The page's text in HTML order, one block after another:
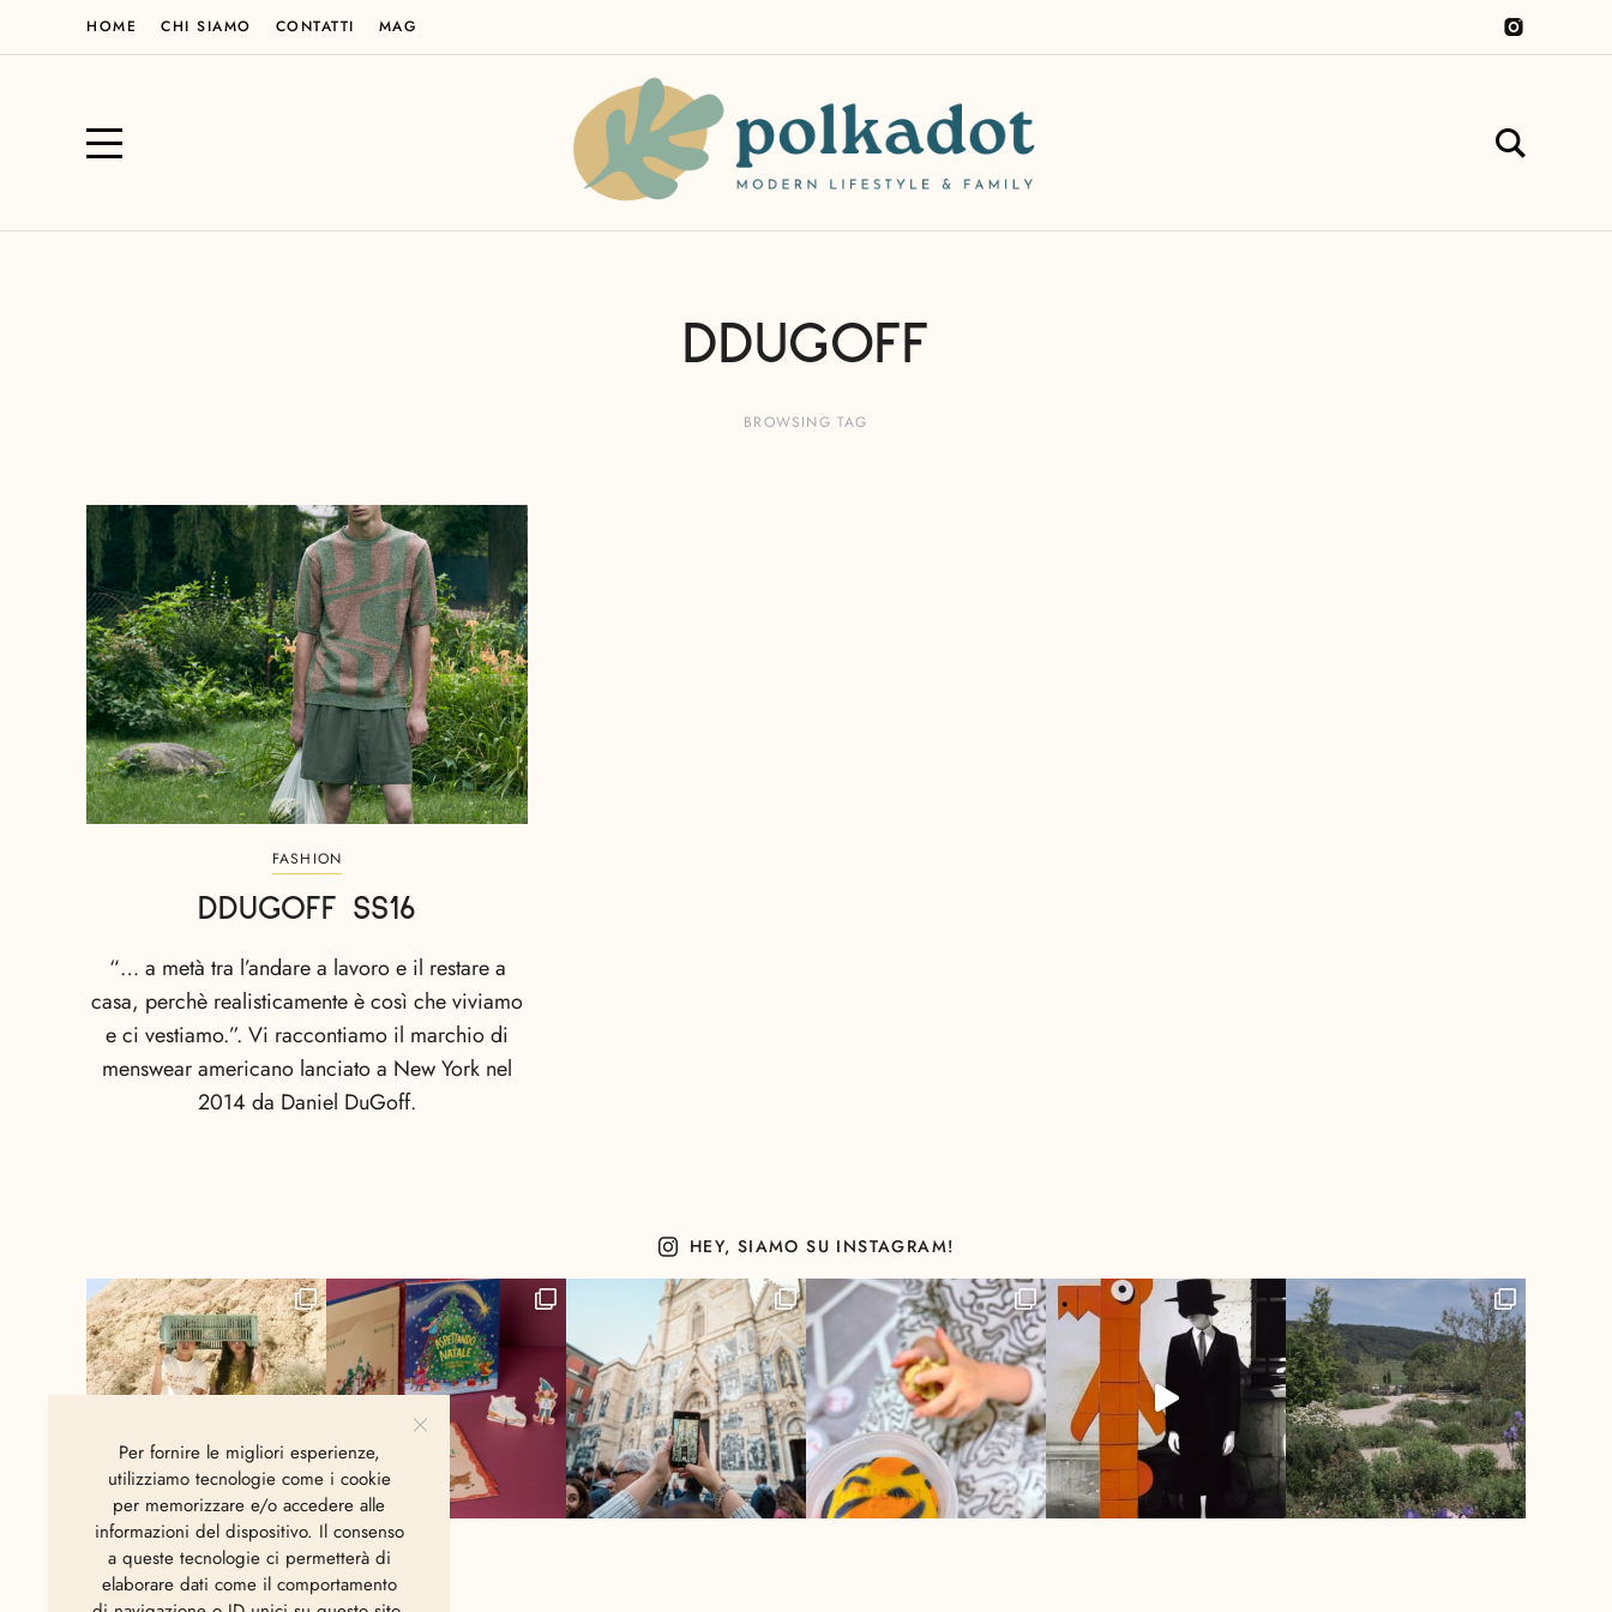
HOME CHI SIAMO CONTATTI MAG
DDUGOFF
BROWSING TAG
FASHION
DDUGOFF SS16
“… a metà tra l’andare a lavoro e il restare a
casa, perchè realisticamente è così che viviamo
e ci vestiamo.”. Vi raccontiamo il marchio di
menswear americano lanciato a New York nel
2014 da Daniel DuGoff.
HEY, SIAMO SU INSTAGRAM!
Per fornire le migliori esperienze,
utilizziamo tecnologie come i cookie
per memorizzare e/o accedere alle
informazioni del dispositivo. Il consenso
a queste tecnologie ci permetterà di
elaborare dati come il comportamento